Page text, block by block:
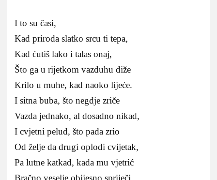
I to su časi,
Kad priroda slatko srcu ti tepa,
Kad ćutiš lako i talas onaj,
Što ga u rijetkom vazduhu diže
Krilo u muhe, kad naoko lijeće.
I sitna buba, što negdje zriče
Vazda jednako, al dosadno nikad,
I cvjetni pelud, što pada zrio
Od želje da drugi oplodi cvijetak,
Pa lutne katkad, kada mu vjetrić
Bračno veselje obijesno spriječi,